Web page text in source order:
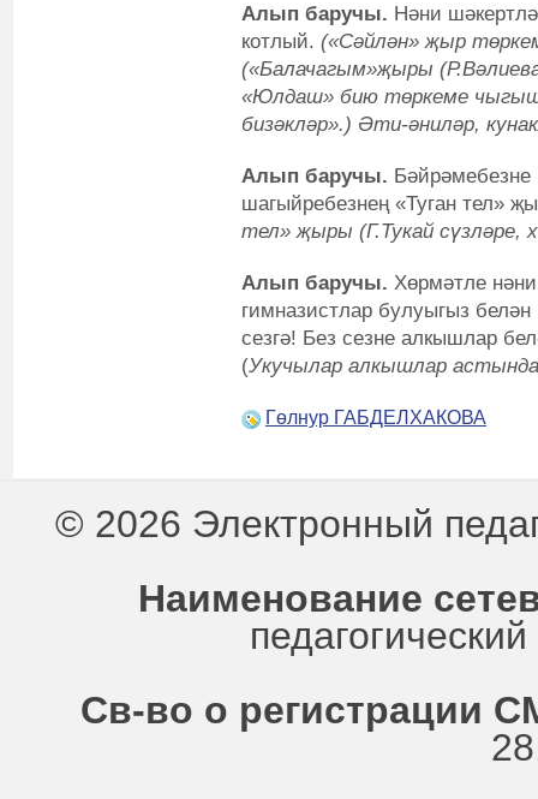
Алып баручы. Нәни
котлый. («Сәйлән» җыр
(«Балачагым»җыры
«Юлдаш» бию төркеме
бизәкләр».) Әти-әниләр,
Алып баручы. Бәйрәмебезне
шагыйребезнең «Туган тел»
тел» җыры (Г.Тукай сүзләре,
Алып баручы. Хөрмәтле
гимназистлар булуыгыз
сезгә! Без сезне алкышлар
(Укучылар алкышлар
Гөлнур ГАБДЕЛХАКОВА
© 2026 Электронный
Наименование
Св-во о регистрации